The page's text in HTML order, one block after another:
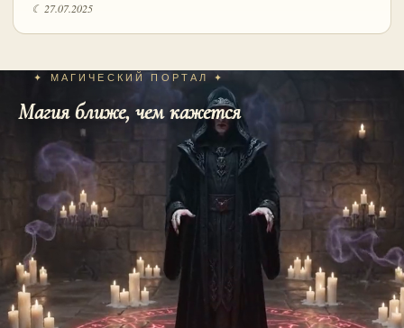
☾ 27.07.2025
✦ МАГИЧЕСКИЙ ПОРТАЛ ✦
Магия ближе, чем кажется